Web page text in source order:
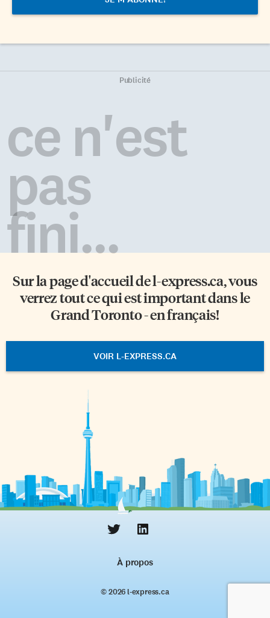
Publicité
ce n'est
pas
fini...
Sur la page d'accueil del-express.ca, vous
verrez tout ce qui est important dans le
Grand Toronto - en français!
VOIR L-EXPRESS.CA
À propos
© 2026 l‑express.ca